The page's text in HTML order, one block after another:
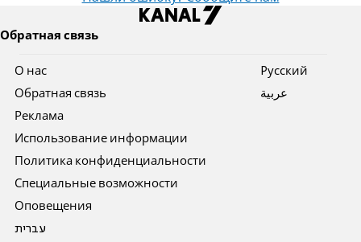
Обратная связь
О нас
Обратная связь
Реклама
Использование информации
Политика конфиденциальности
Специальные возможности
Оповещения
עברית
Pусский
عربية